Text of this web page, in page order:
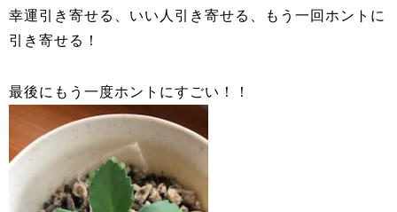
幸運引き寄せる、いい人引き寄せる、もう一回ホントに
引き寄せる！
最後にもう一度ホントにすごい！！